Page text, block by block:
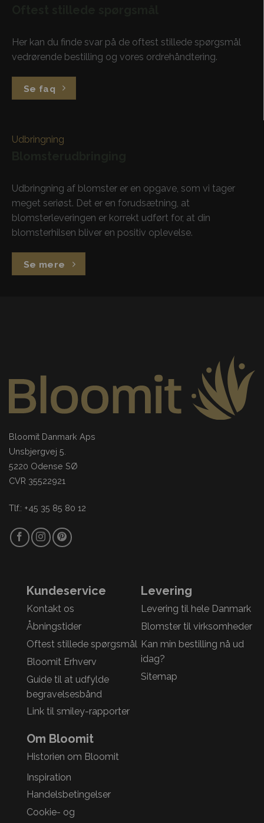
Her kan du finde svar på de oftest stillede spørgsmål
vedrørende bestilling og vores ordrehåndtering.
Se faq
Udbringning
Udbringning af blomster er en opgave, som vi tager
meget seriøst. Det er en forudsætning, at
blomsterleveringen er korrekt udført for, at din
blomsterhilsen bliver en positiv oplevelse.
Se mere
Bloomit Danmark Aps
Unsbjergvej 5.
5220 Odense SØ
CVR 35522921
Tlf.: +45 35 85 80 12
Kundeservice
Kontakt os
Åbningstider
Oftest stillede spørgsmål
Bloomit Erhverv
Guide til at udfylde
begravelsesbånd
Link til smiley-rapporter
Levering
Levering til hele Danmark
Blomster til virksomheder
Kan min bestilling nå ud
idag?
Sitemap
Om Bloomit
Historien om Bloomit
Inspiration
Handelsbetingelser
Cookie- og